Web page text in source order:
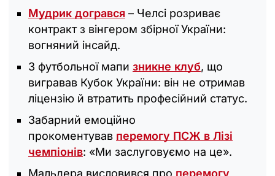
Мудрик догрався – Челсі розриває
контракт з вінгером збірної України:
вогняний інсайд.
З футбольної мапи зникне клуб, що
вигравав Кубок України: він не отримав
ліцензію й втратить професійний статус.
Забарний емоційно
прокоментував перемогу ПСЖ в Лізі
чемпіонів: «Ми заслуговуємо на це».
Мальдера висловився про перемогу